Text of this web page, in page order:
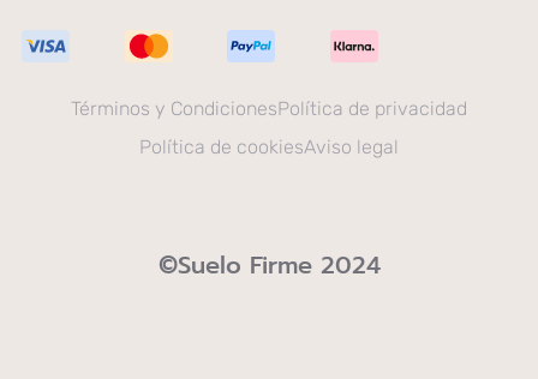
Términos y CondicionesPolítica de privacidad
Política de cookiesAviso legal
©Suelo Firme 2024